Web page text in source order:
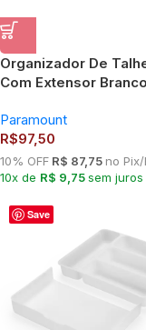
Organizador De
Com Extensor
Paramount
R$97,50
10% OFF R$ 87,75 no
10x de R$ 9,75sem juros
Save